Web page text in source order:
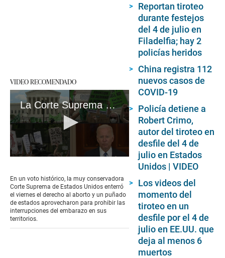
VIDEO RECOMENDADO
La Corte Suprema de Estados Unidos entierra el derecho al aborto
of
2
minutes,
46
seconds
En un voto histórico, la muy conservadora
Corte Suprema de Estados Unidos enterró
el viernes el derecho al aborto y un puñado
de estados aprovecharon para prohibir las
interrupciones del embarazo en sus
territorios.
Reportan tiroteo
durante festejos
del 4 de julio en
Filadelfia; hay 2
policías heridos
China registra 112
nuevos casos de
COVID-19
Policía detiene a
Robert Crimo,
autor del tiroteo en
desfile del 4 de
julio en Estados
Unidos | VIDEO
Los videos del
momento del
tiroteo en un
desfile por el 4 de
julio en EE.UU. que
deja al menos 6
muertos